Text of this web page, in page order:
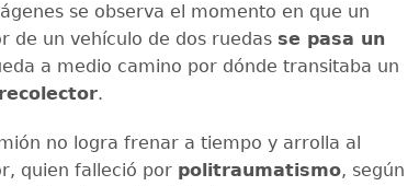
se observa el momento en que un
de un vehículo de dos ruedas se pasa un
a medio camino por dónde transitaba un
.
no logra frenar a tiempo y arrolla al
quien falleció por politraumatismo, según